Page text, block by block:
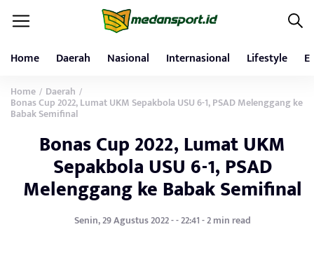
Home Daerah Nasional Internasional Lifestyle
Home / Daerah /
Bonas Cup 2022, Lumat UKM Sepakbola USU 6-1, PSAD Melenggang ke
Babak Semifinal
Bonas Cup 2022, Lumat UKM
Sepakbola USU 6-1, PSAD
Melenggang ke Babak Semifinal
Senin, 29 Agustus 2022 - - 22:41 - 2 min read